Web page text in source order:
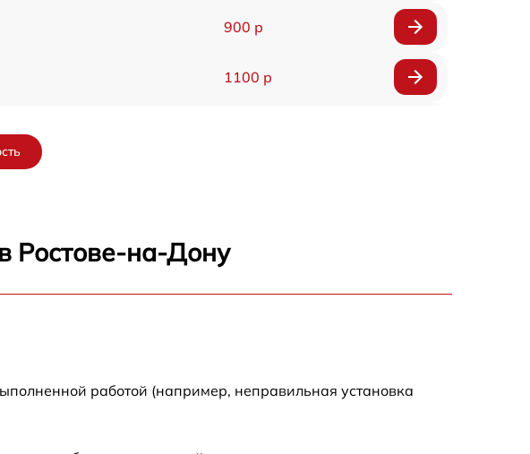
900 р
1100 р
Ростове-на-Дону
работой (например, неправильная установка